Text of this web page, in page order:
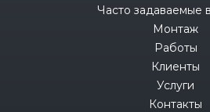
Часто задаваемые
Монтаж
Работы
Клиенты
Услуги
Контакты